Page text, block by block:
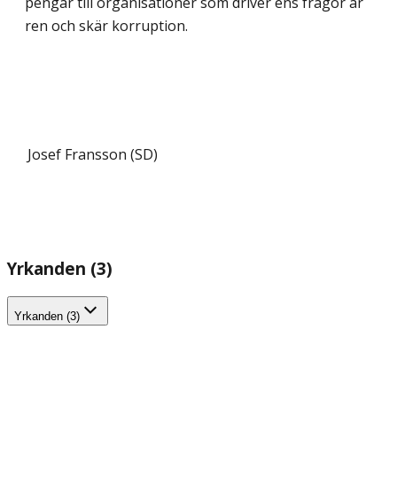
ren och skär korruption.
Josef Fransson (SD)
Yrkanden (3)
Yrkanden (3)